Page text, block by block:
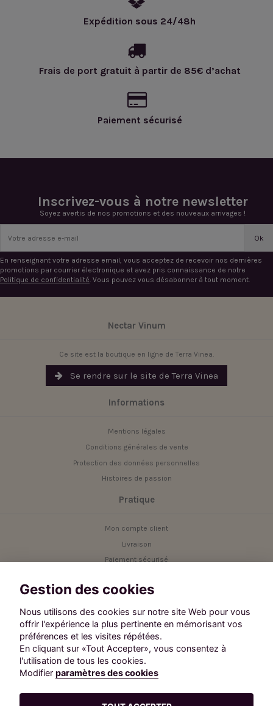
Expédition sous 24/48h
Frais de port gratuit à partir de 85€ d’achat
Paiement sécurisé
Inscrivez-vous à notre newsletter
Soyez avertis de nos promotions et des nouveaux arrivages !
En renseignant votre adresse email, vous acceptez de recevoir nos dernières
promotions par courrier électronique et avez pris connaissance de notre
Politique de confidentialité. Vous pouvez vous désabonner à tout moment.
Nectar Vinum
Ce site est la boutique en ligne de Terra Vinea.
Se rendre sur le site de Terra Vinea
Informations
Mentions légales
Conditions générales de vente
Protection des données personnelles
Histoires de passion
Pratique
Mon compte client
Livraison
Paiement sécurisé
Contact
Besoin d'aide ?
Contactez notre service client.
Suivez-nous :
Gestion des cookies
Nous utilisons des cookies sur notre site Web pour vous
offrir l'expérience la plus pertinente en mémorisant vos
préférences et les visites répétées.
En cliquant sur «Tout Accepter», vous consentez à
l'utilisation de tous les cookies.
Modifier paramètres des cookies